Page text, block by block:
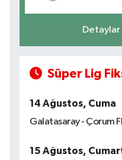
Detaylar
Süper Lig
14 Ağustos, Cuma
Galatasaray - Çorum
15 Ağustos,